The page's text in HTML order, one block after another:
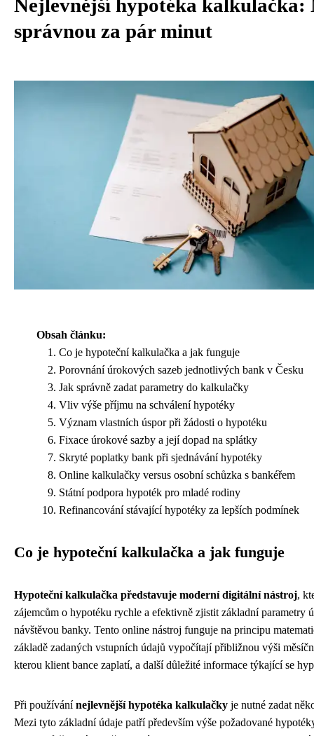
Nejlevnější hypotéka kalkulačka:
správnou za pár minut
Obsah článku:
Co je hypoteční kalkulačka a jak funguje
Porovnání úrokových sazeb jednotlivých bank v Česku
Jak správně zadat parametry do kalkulačky
Vliv výše příjmu na schválení hypotéky
Význam vlastních úspor při žádosti o hypotéku
Fixace úrokové sazby a její dopad na splátky
Skryté poplatky bank při sjednávání hypotéky
Online kalkulačky versus osobní schůzka s bankéřem
Státní podpora hypoték pro mladé rodiny
Refinancování stávající hypotéky za lepších podmínek
Co je hypoteční kalkulačka a jak funguje
Hypoteční kalkulačka představuje moderní digitální nástroj,
zájemcům o hypotéku rychle a efektivně zjistit základní parametry
návštěvou banky. Tento online nástroj funguje na principu
základě zadaných vstupních údajů vypočítají přibližnou výši
kterou klient bance zaplatí, a další důležité informace týkající se
Při používánínejlevnější hypotéka kalkulačky je nutné zadat
Mezi tyto základní údaje patří především výše požadované